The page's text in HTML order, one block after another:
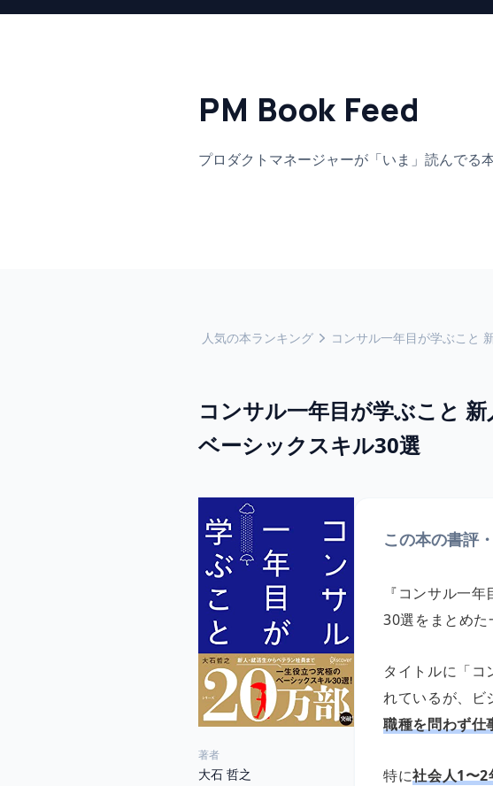
PM Book Feed
プロダクトマネージャーが「いま」 読んでる
人気の本ランキング コンサル一年目が学ぶこと
コンサル一年目が学ぶこと
ベーシックスキル30選
著者
大石 哲之
この本の書評
『コンサル一
30選をまとめた
タイトルに「
れているが、ビ
職種を問わず仕
特に社会人1〜2